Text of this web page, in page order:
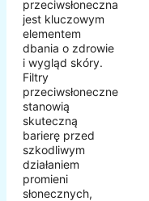
przeciwsłoneczna
jest kluczowym
elementem
dbania o zdrowie
i wygląd skóry.
Filtry
przeciwsłoneczne
stanowią
skuteczną
barierę przed
szkodliwym
działaniem
promieni
słonecznych,